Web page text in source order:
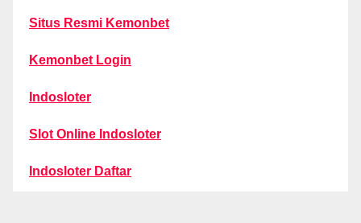
Situs Resmi Kemonbet
Kemonbet Login
Indosloter
Slot Online Indosloter
Indosloter Daftar